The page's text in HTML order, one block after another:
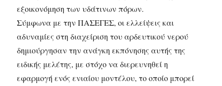
εξοικονόμηση των υδάτινων πόρων.
Σύμφωνα με την ΠΑΣΕΓΕΣ, οι ελλείψεις και
αδυναμίες στη διαχείριση του αρδευτικού νερού
δημιούργησαν την ανάγκη εκπόνησης αυτής της
ειδικής μελέτης, με στόχο να διερευνηθεί η
εφαρμογή ενός ενιαίου μοντέλου, το οποίο μπορεί